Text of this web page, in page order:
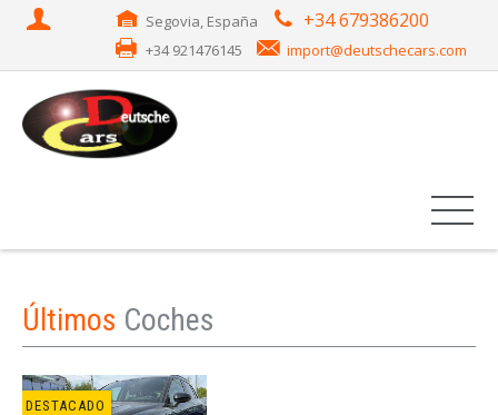
Segovia, España +34 679386200
+34 921476145 import@deutschecars.com
Últimos Coches
DESTACADO